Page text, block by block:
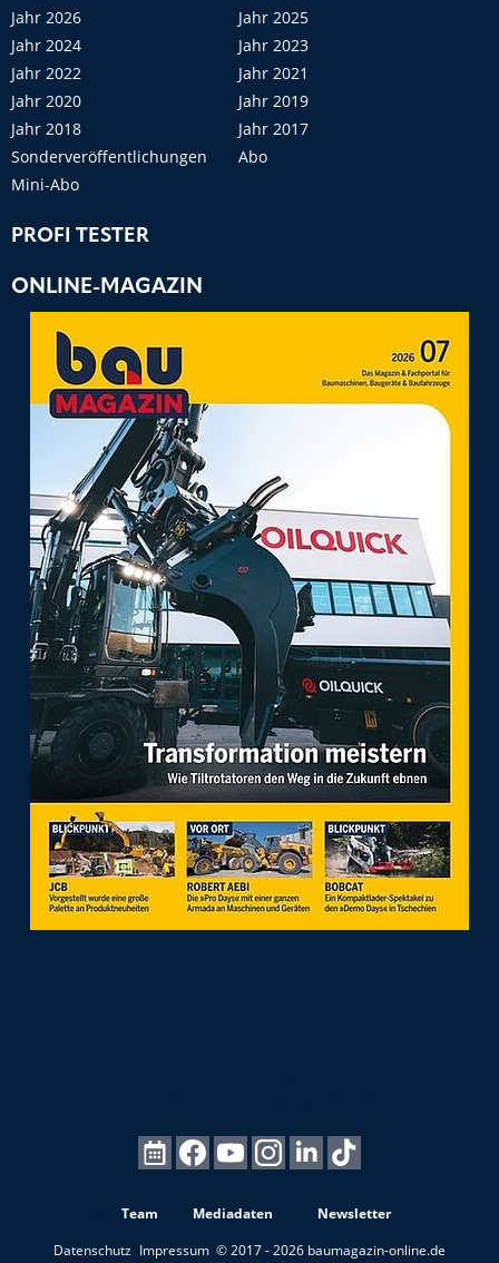
Jahr 2026
Jahr 2025
Jahr 2024
Jahr 2023
Jahr 2022
Jahr 2021
Jahr 2020
Jahr 2019
Jahr 2018
Jahr 2017
Sonderveröffentlichungen
Abo
Mini-Abo
PROFI TESTER
ONLINE-MAGAZIN
Team Mediadaten
Newsletter
Datenschutz Impressum © 2017 - 2026 baumagazin-online.de